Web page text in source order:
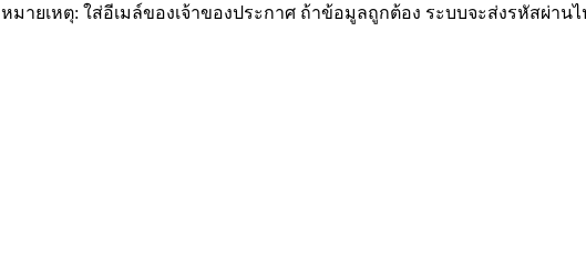
หมายเหตุ: ใส่อีเมล์ของเจ้าของประกาศ ถ้าข้อมูลถูกต้อง ระบบจะส่งรหัสผ่าน